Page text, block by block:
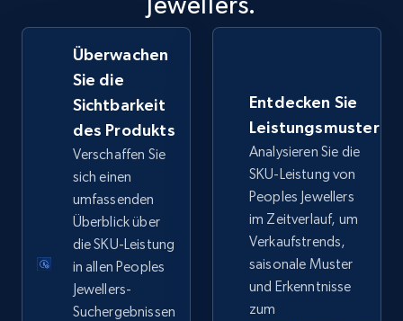
eBay - Collect records by category
URL, Product id, Title, Seller name, Seller rating,
Seller reviews, Breadcrumbs, Root category, and
2.5K+ Jetzt anfangen
Google Shopping
URL, Product id, Title, Product description,
Rating, Reviews count, Images, Variations, and
Überwachen
Sie die
Sichtbarkeit
des Produkts
Verschaffen Sie
sich einen
umfassenden
Überblick über
die SKU-Leistung
in allen Peoples
Jewellers-
Suchergebnissen
Entdecken Sie
Leistungsmuster
Analysieren Sie die
SKU-Leistung von
Peoples Jewellers
im Zeitverlauf, um
Verkaufstrends,
saisonale Muster
und Erkenntnisse
zum